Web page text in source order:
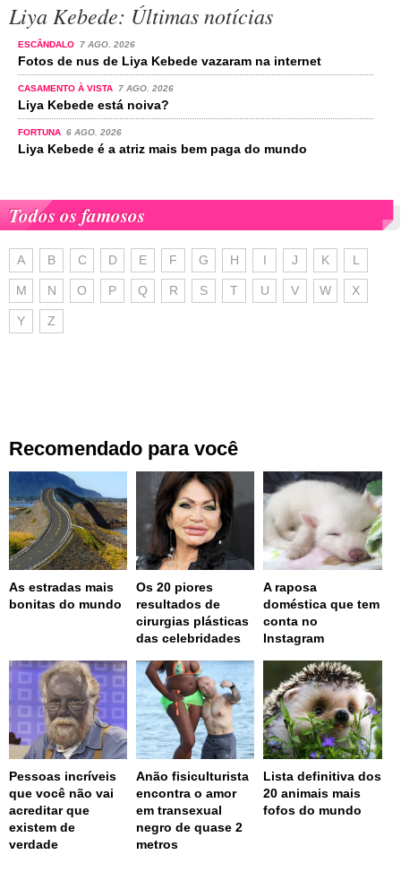
Liya Kebede: Últimas notícias
ESCÂNDALO 7 AGO. 2026
Fotos de nus de Liya Kebede vazaram na internet
CASAMENTO À VISTA 7 AGO. 2026
Liya Kebede está noiva?
FORTUNA 6 AGO. 2026
Liya Kebede é a atriz mais bem paga do mundo
Todos os famosos
A B C D E F G H I J K L
M N O P Q R S T U V W X
Y Z
Recomendado para você
As estradas mais
bonitas do mundo
Os 20 piores
resultados de
cirurgias plásticas
das celebridades
A raposa
doméstica que tem
conta no
Instagram
Pessoas incríveis
que você não vai
acreditar que
existem de
verdade
Anão fisiculturista
encontra o amor
em transexual
negro de quase 2
metros
Lista definitiva dos
20 animais mais
fofos do mundo